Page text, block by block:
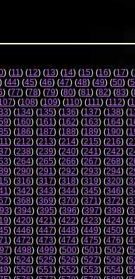
) (11) (12) (13) (14) (15) (16) (17) (
) (44) (45) (46) (47) (48) (49) (50) (
) (77) (78) (79) (80) (81) (82) (83) (
) (108) (109) (110) (111) (112) (
) (134) (135) (136) (137) (138) (
) (160) (161) (162) (163) (164) (
) (186) (187) (188) (189) (190) (
) (212) (213) (214) (215) (216) (
) (238) (239) (240) (241) (242) (
) (264) (265) (266) (267) (268) (
) (290) (291) (292) (293) (294) (
) (316) (317) (318) (319) (320) (
) (342) (343) (344) (345) (346) (
) (368) (369) (370) (371) (372) (
) (394) (395) (396) (397) (398) (
) (420) (421) (422) (423) (424) (
) (446) (447) (448) (449) (450) (
) (472) (473) (474) (475) (476) (
) (498) (499) (500) (501) (502) (
) (524) (525) (526) (527) (528) (
) (550) (551) (552) (553) (554) (